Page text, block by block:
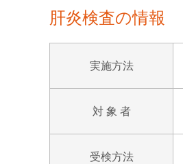
肝炎検査の情報
実施方法
対 象 者
受検方法